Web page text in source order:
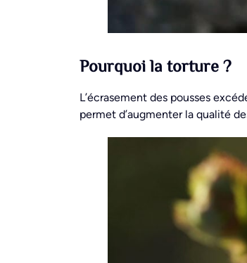
Pourquoi la torture ?
L’écrasement des pousses
permet d’augmenter la qualité